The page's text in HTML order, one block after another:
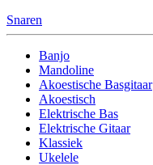
Snaren
Banjo
Mandoline
Akoestische Basgitaar
Akoestisch
Elektrische Bas
Elektrische Gitaar
Klassiek
Ukelele